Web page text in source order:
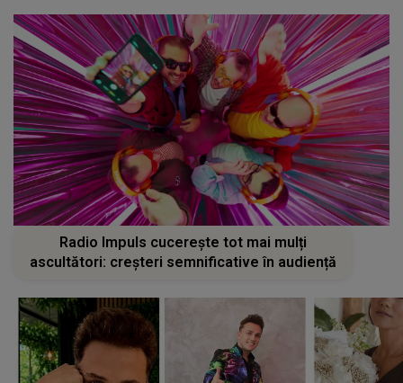
Radio Impuls cucerește tot mai mulți
ascultători: creșteri semnificative în audiență